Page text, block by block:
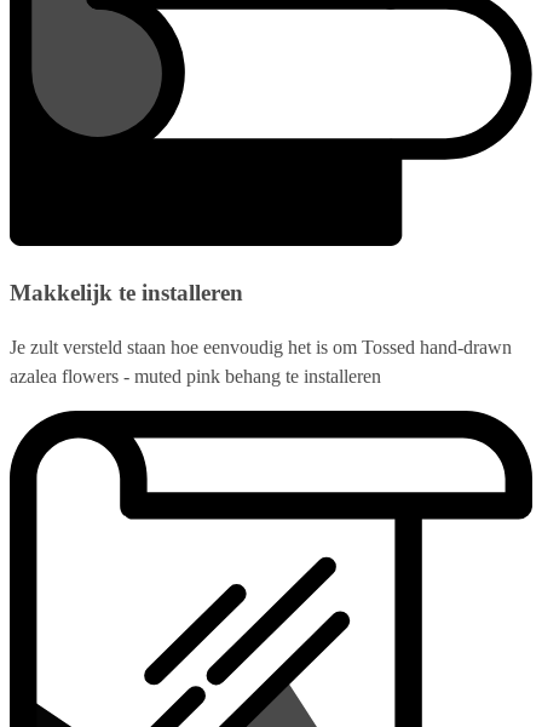
Makkelijk te installeren
Je zult versteld staan hoe eenvoudig het is om Tossed hand-drawn
azalea flowers - muted pink behang te installeren